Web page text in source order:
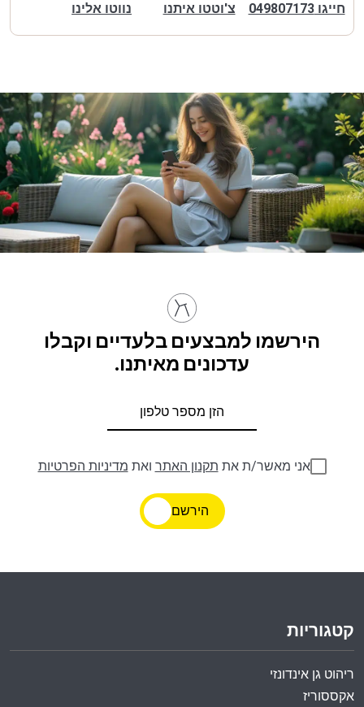
חייגו 049807173 צ'וטטו איתנו נווטו אלינו
הירשמו למבצעים בלעדיים וקבלו
עדכונים מאיתנו.
אני מאשר/ת את תקנון האתר ואת מדיניות הפרטיות
הירשם
קטגוריות
ריהוט גן אינדונזי
אקססוריז